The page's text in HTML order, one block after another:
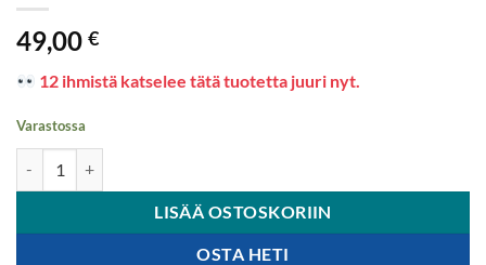
49,00 €
12 ihmistä katselee tätä tuotetta juuri nyt.
Varastossa
LISÄÄ OSTOSKORIIN
OSTA HETI